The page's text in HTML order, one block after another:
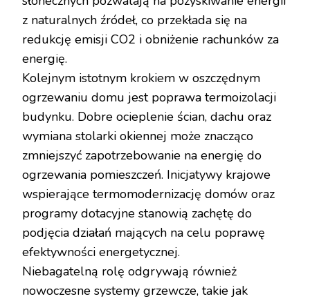
z naturalnych źródeł, co przekłada się na
redukcję emisji CO2 i obniżenie rachunków za
energię.
Kolejnym istotnym krokiem w oszczędnym
ogrzewaniu domu jest poprawa termoizolacji
budynku. Dobre ocieplenie ścian, dachu oraz
wymiana stolarki okiennej może znacząco
zmniejszyć zapotrzebowanie na energię do
ogrzewania pomieszczeń. Inicjatywy krajowe
wspierające termomodernizację domów oraz
programy dotacyjne stanowią zachętę do
podjęcia działań mających na celu poprawę
efektywności energetycznej.
Niebagatelną rolę odgrywają również
nowoczesne systemy grzewcze, takie jak